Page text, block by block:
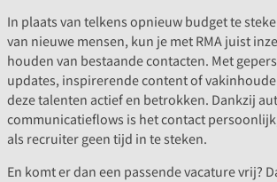
In plaats van telkens opnieuw budget te
van nieuwe mensen, kun je met RMA juist
houden van bestaande contacten. Met
updates, inspirerende content of
deze talenten actief en betrokken. Dankzij
communicatieflows is het contact
als recruiter geen tijd in te steken.
En komt er dan een passende vacature vrij?